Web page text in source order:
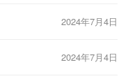
2024年7月4日
2024年7月4日